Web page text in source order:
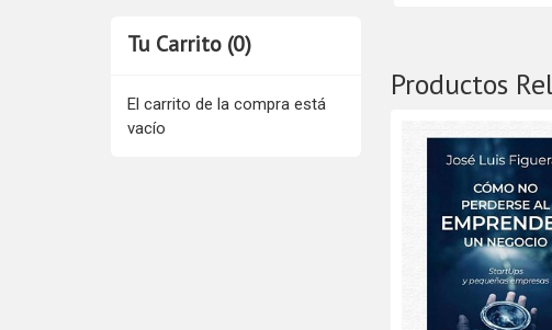
Tu Carrito (0)
El carrito de la compra está
vacío
Productos